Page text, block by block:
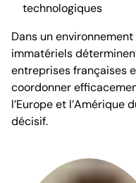
technologiques
Dans un
immatériels
entreprises françaises
coordonner
l’Europe et l’Amérique
décisif.